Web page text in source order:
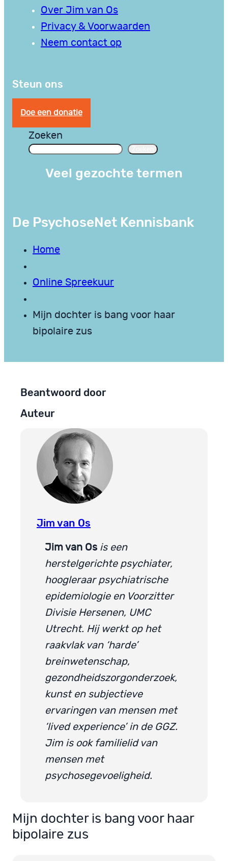
Over Jim van Os
Privacy & Voorwaarden
Neem contact op
Steun ons
Doe een donatie
Zoeken
Veel gezochte termen
De PsychoseNet Kennisbank
Home
Online Spreekuur
Mijn dochter is bang voor haar
bipolaire zus
Beantwoord door
Auteur
Jim van Os
Jim van Os is een
herstelgerichte psychiater,
hoogleraar psychiatrische
epidemiologie en Voorzitter
Divisie Hersenen, UMC
Utrecht. Hij werkt op het
raakvlak van ‘harde’
breinwetenschap,
gezondheidszorgonderzoek,
kunst en subjectieve
ervaringen van mensen met
‘lived experience’ in de GGZ.
Jim is ook familielid van
mensen met
psychosegevoeligheid.
Mijn dochter is bang voor haar
bipolaire zus